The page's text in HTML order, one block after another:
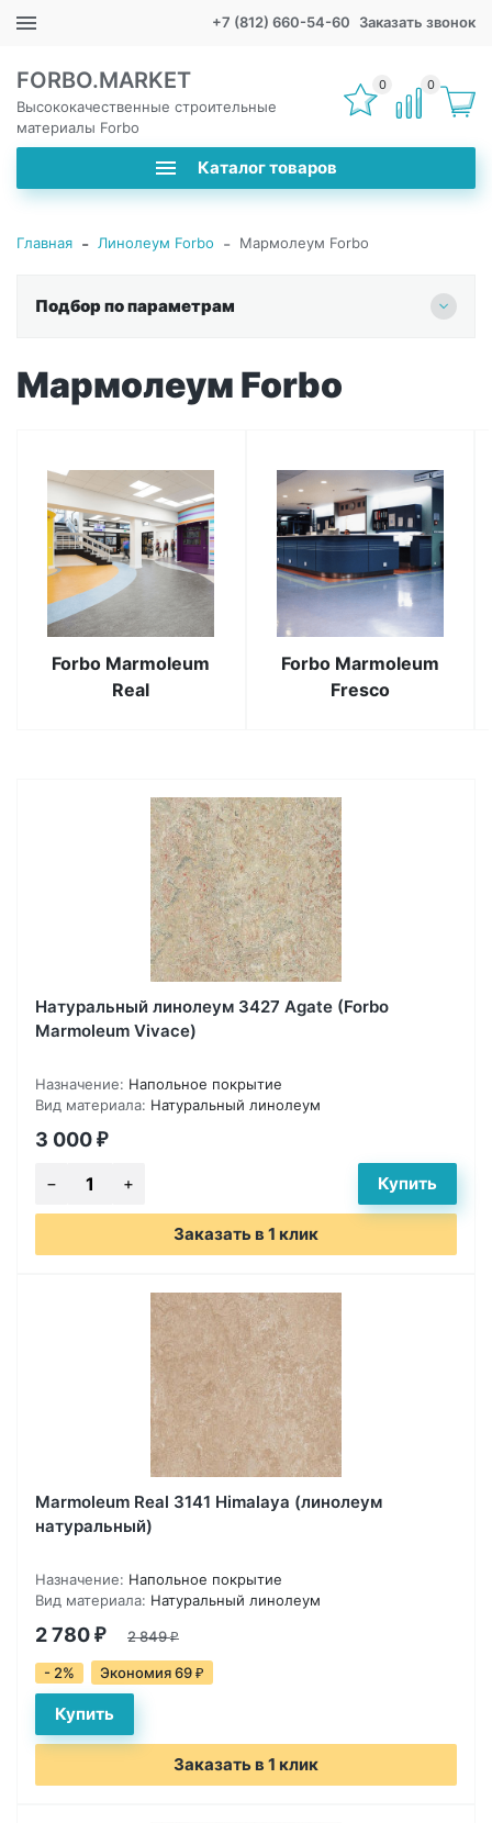
+7 (812) 660-54-60 Заказать звонок
FORBO.MARKET
Высококачественные строительные
материалы Forbo
Каталог товаров
0 0
Главная - Линолеум Forbo - Мармолеум Forbo
Подбор по параметрам
Мармолеум Forbo
Forbo Marmoleum
Real
Forbo Marmoleum
Fresco
Натуральный линолеум 3427 Agate (Forbo
Marmoleum Vivace)
Назначение: Напольное покрытие
Вид материала: Натуральный линолеум
3 000 ₽
Заказать в 1 клик
Marmoleum Real 3141 Himalaya (линолеум
натуральный)
Назначение: Напольное покрытие
Вид материала: Натуральный линолеум
2 780 ₽ 2 849₽
- 2% Экономия 69 ₽
Заказать в 1 клик